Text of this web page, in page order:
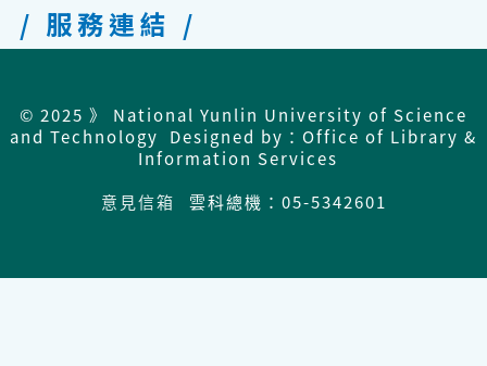
/ 服務連結 /
© 2025 》 National Yunlin University of Science
and Technology Designed by：Office of Library &
Information Services
意見信箱
雲科總機：05-5342601